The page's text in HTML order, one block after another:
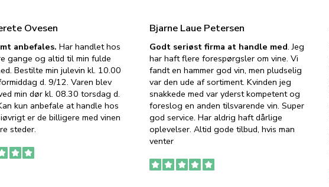
Ovesen
anbefales. Har handlet hos
gange og altid til min fulde
Bestilte min julevin kl. 10.00
d. 9/12. Varen blev
min dør kl. 08.30 torsdag d.
kun anbefale at handle hos
er de billigere med vinen
steder.
Bjarne Laue Petersen
Godt seriøst firma at handle med. Jeg
har haft flere forespørgsler om vine. Vi
fandt en hammer god vin, men pludselig
var den ude af sortiment. Kvinden jeg
snakkede med var yderst kompetent og
foreslog en anden tilsvarende vin. Super
god service. Har aldrig haft dårlige
oplevelser. Altid gode tilbud, hvis man
venter